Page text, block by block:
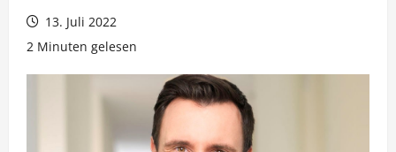
13. Juli 2022
2 Minuten gelesen